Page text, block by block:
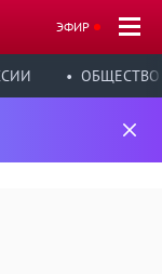
ЭФИР
ОБЩЕСТВО